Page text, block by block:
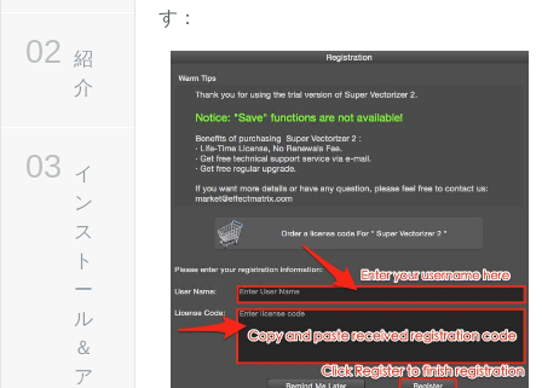
紹
介
イ
ン
ス
ト
ー
ル
＆
ア
す：